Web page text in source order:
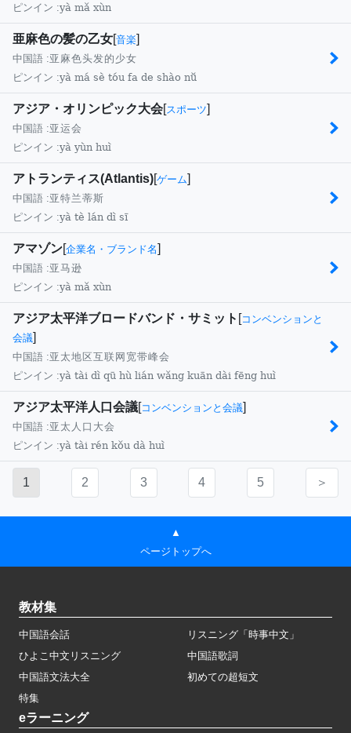
ピンイン :yà mǎ xùn
亜麻色の髪の乙女[音楽]
中国語 :亚麻色头发的少女
ピンイン :yà má sè tóu fa de shào nǚ
アジア・オリンピック大会[スポーツ]
中国語 :亚运会
ピンイン :yà yùn huì
アトランティス(Atlantis)[ゲーム]
中国語 :亚特兰蒂斯
ピンイン :yà tè lán dì sī
アマゾン[企業名・ブランド名]
中国語 :亚马逊
ピンイン :yà mǎ xùn
アジア太平洋ブロードバンド・サミット [コンベンションと
会議]
中国語 :亚太地区互联网宽带峰会
ピンイン :yà tài dì qū hù lián wǎng kuān dài fēng huì
アジア太平洋人口会議[コンベンションと会議]
中国語 :亚太人口大会
ピンイン :yà tài rén kǒu dà huì
1 2 3 4 5 ＞
▲
ページトップへ
教材集
中国語会話
リスニング「時事中文」
ひよこ中文リスニング
中国語歌詞
中国語文法大全
初めての超短文
特集
eラーニング